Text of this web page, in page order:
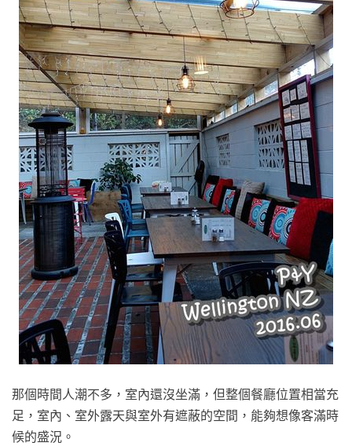
那個時間人潮不多，室內還沒坐滿，但整個餐廳位置相當充
足，室內、室外露天與室外有遮蔽的空間，能夠想像客滿時
候的盛況。